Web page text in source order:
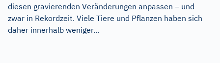
diesen gravierenden Veränderungen anpassen – und
zwar in Rekordzeit. Viele Tiere und Pflanzen haben sich
daher innerhalb weniger...